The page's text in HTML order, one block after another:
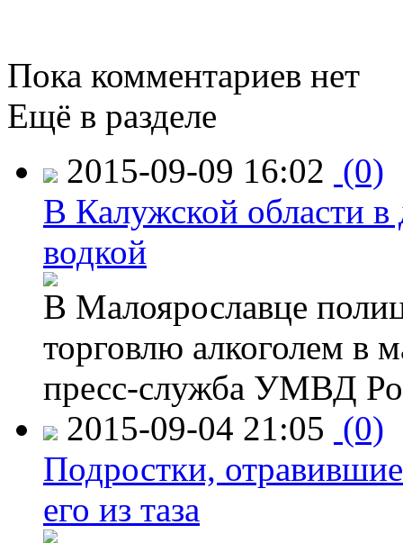
Пока комментариев нет
Ещё в разделе
2015-09-09 16:02 (0)
В Калужской области в
водкой
В Малоярославце
торговлю алкоголем в
пресс-служба УМВД
2015-09-04 21:05 (0)
Подростки,
его из таза